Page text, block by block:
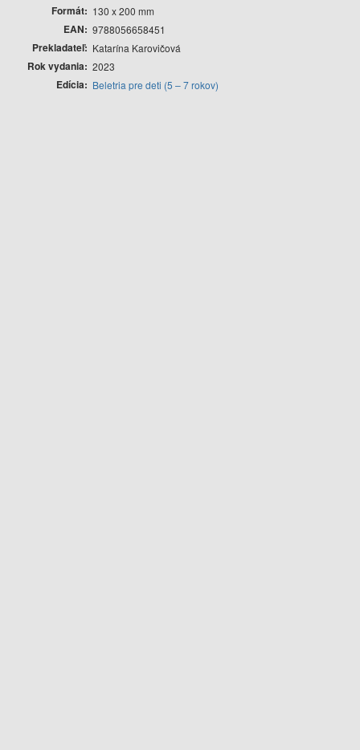
Formát 130 x 200 mm
EAN 9788056658451
Prekladateľ Katarína Karovičová
Rok vydania 2023
Edícia Beletria pre deti (5 – 7 rokov)